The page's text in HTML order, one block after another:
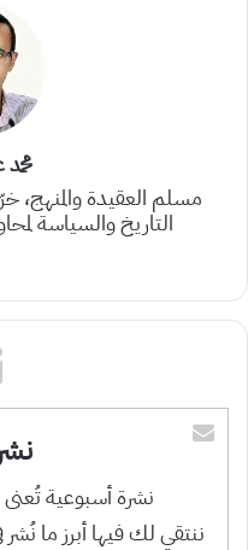
مسلم العقيدة والمنهج،
التاريخ والسياسة
نشرة أسبوعية تُعنى
ننتقي لك فيها أبرز ما